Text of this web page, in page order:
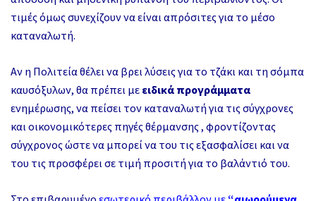
τιμές όμως συνεχίζουν να είναι απρόσιτες για το μέσο
καταναλωτή.
Αν η Πολιτεία θέλει να βρει λύσεις για το τζάκι και τη σόμπα
καυσόξυλων, θα πρέπει με ειδικά προγράμματα
ενημέρωσης, να πείσει τον καταναλωτή για τις σύγχρονες
και οικονομικότερες πηγές θέρμανσης , φροντίζοντας
σύγχρονος ώστε να μπορεί να του τις εξασφαλίσει και να
του τις προσφέρει σε τιμή προσιτή για το βαλάντιό του.